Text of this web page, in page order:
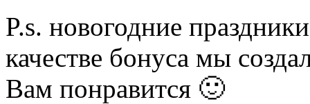
P.s. новогодние
качестве бонуса мы
Вам понравится 🙂